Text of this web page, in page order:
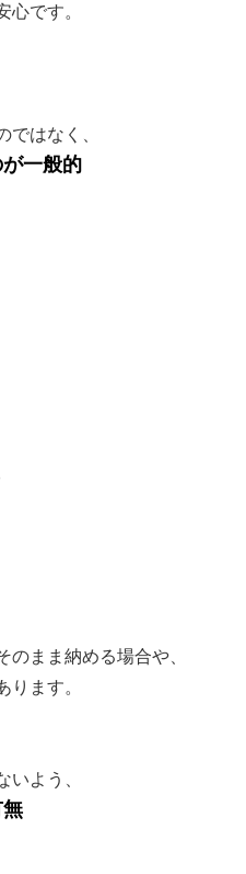
心です。
ではなく、
一般的
のまま納める場合や、
ります。
いよう、